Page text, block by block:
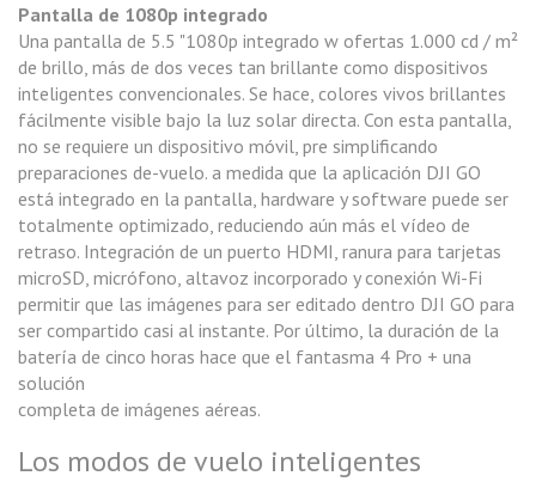
Pantalla de 1080p integrado
Una pantalla de 5.5 "1080p integrado w ofertas 1.000 cd / m²
de brillo, más de dos veces tan brillante como dispositivos
inteligentes convencionales. Se hace, colores vivos brillantes
fácilmente visible bajo la luz solar directa. Con esta pantalla,
no se requiere un dispositivo móvil, pre simplificando
preparaciones de-vuelo. a medida que la aplicación DJI GO
está integrado en la pantalla, hardware y software puede ser
totalmente optimizado, reduciendo aún más el vídeo de
retraso. Integración de un puerto HDMI, ranura para tarjetas
microSD, micrófono, altavoz incorporado y conexión Wi-Fi
permitir que las imágenes para ser editado dentro DJI GO para
ser compartido casi al instante. Por último, la duración de la
batería de cinco horas hace que el fantasma 4 Pro + una
solución
completa de imágenes aéreas.
Los modos de vuelo inteligentes